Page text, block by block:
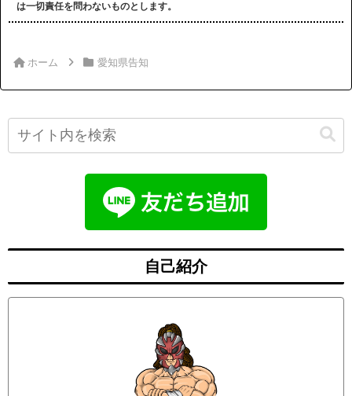
は一切責任を問わないものとします。
ホーム 愛知県告知
自己紹介